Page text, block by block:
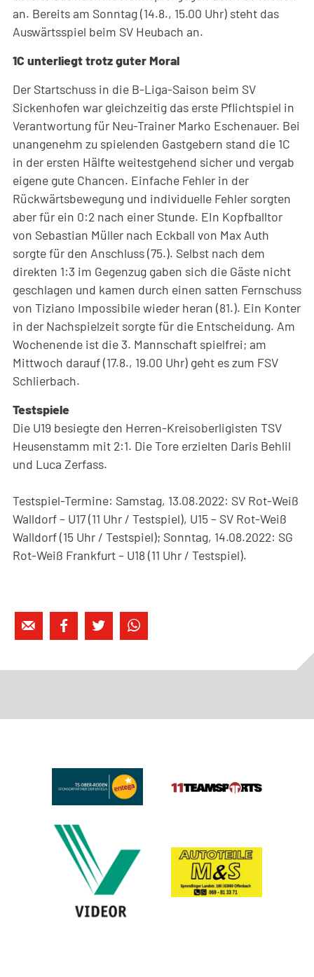
an. Bereits am Sonntag (14.8., 15.00 Uhr) steht das
Auswärtsspiel beim SV Heubach an.
1C unterliegt trotz guter Moral
Der Startschuss in die B-Liga-Saison beim SV
Sickenhofen war gleichzeitig das erste Pflichtspiel in
Verantwortung für Neu-Trainer Marko Eschenauer. Bei
unangenehm zu spielenden Gastgebern stand die 1C
in der ersten Hälfte weitestgehend sicher und vergab
eigene gute Chancen. Einfache Fehler in der
Rückwärtsbewegung und individuelle Fehler sorgten
aber für ein 0:2 nach einer Stunde. EIn Kopfballtor
von Sebastian Müller nach Eckball von Max Auth
sorgte für den Anschluss (75.). Selbst nach dem
direkten 1:3 im Gegenzug gaben sich die Gäste nicht
geschlagen und kamen durch einen satten Fernschuss
von Tiziano Impossibile wieder heran (81.). Ein Konter
in der Nachspielzeit sorgte für die Entscheidung. Am
Wochenende ist die 3. Mannschaft spielfrei; am
Mittwoch darauf (17.8., 19.00 Uhr) geht es zum FSV
Schlierbach.
Testspiele
Die U19 besiegte den Herren-Kreisoberligisten TSV
Heusenstamm mit 2:1. Die Tore erzielten Daris Behlil
und Luca Zerfass.
Testspiel-Termine: Samstag, 13.08.2022: SV Rot-Weiß
Walldorf – U17 (11 Uhr / Testspiel), U15 – SV Rot-Weiß
Walldorf (15 Uhr / Testspiel); Sonntag, 14.08.2022: SG
Rot-Weiß Frankfurt – U18 (11 Uhr / Testspiel).
   